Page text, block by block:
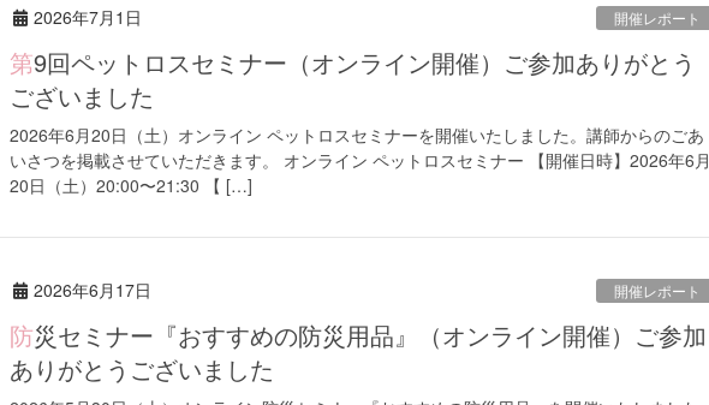
2026年7月1日 開催レポート
第9回ペットロスセミナー（オンライン開催）ご参加ありがとう
ございました
2026年6月20日（土）オンライン ペットロスセミナーを開催いたしました。講師からのごあ
いさつを掲載させていただきます。 オンライン ペットロスセミナー 【開催日時】2026年6月
20日（土）20:00〜21:30 【 […]
2026年6月17日 開催レポート
防災セミナー『おすすめの防災用品』（オンライン開催）ご参加
ありがとうございました